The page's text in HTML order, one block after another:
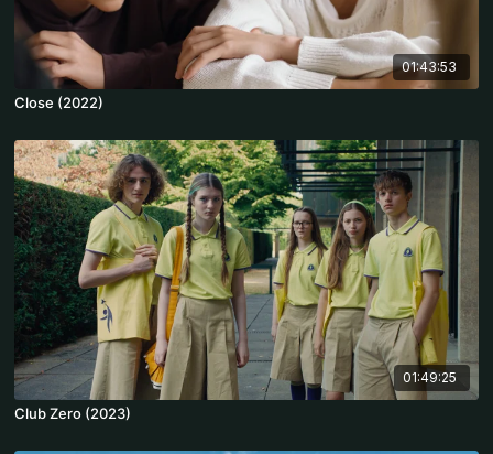
01:43:53
Close (2022)
01:49:25
Club Zero (2023)